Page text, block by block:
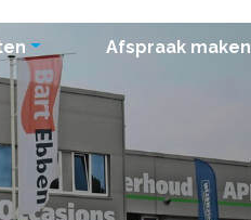
Afspraak maken